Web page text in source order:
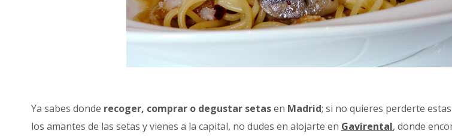
Ya sabes donde recoger, comprar o degustar setasen Madrid; si no quieres perderte
los amantes de las setas y vienes a la capital, no dudes en alojarte en Gavirental, donde